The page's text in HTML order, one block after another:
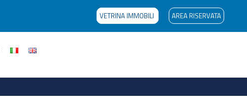
VETRINA IMMOBILI AREA RISERVATA